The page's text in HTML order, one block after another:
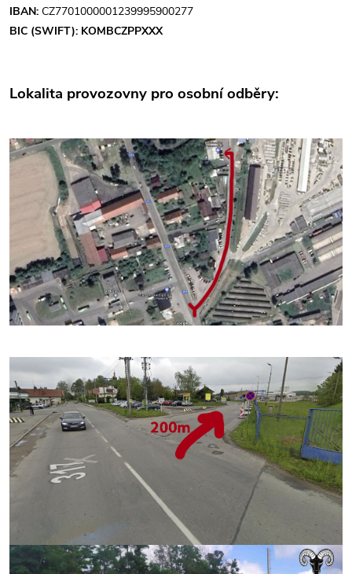
IBAN: CZ7701000001239995900277
BIC (SWIFT): KOMBCZPPXXX
Lokalita provozovny pro osobní odběry: